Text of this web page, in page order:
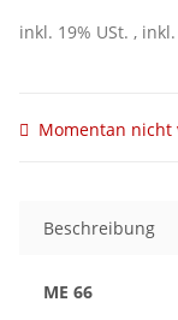
inkl. 19% USt. , inkl.
Momentan nicht
Beschreibung
ME 66